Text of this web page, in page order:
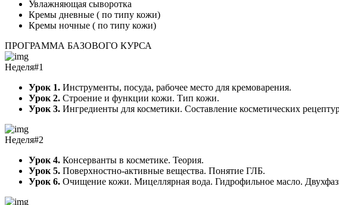
Увлажняющая сыворотка
Кремы дневные ( по типу кожи)
Кремы ночные ( по типу кожи)
ПРОГРАММА БАЗОВОГО КУРСА
Неделя#1
Урок 1. Инструменты, посуда, рабочее место для кремоварения.
Урок 2. Строение и функции кожи. Тип кожи.
Урок 3. Ингредиенты для косметики. Составление косметических
Неделя#2
Урок 4. Консерванты в косметике. Теория.
Урок 5. Поверхностно-активные вещества. Понятие ГЛБ.
Урок 6. Очищение кожи. Мицеллярная вода. Гидрофильное масло.